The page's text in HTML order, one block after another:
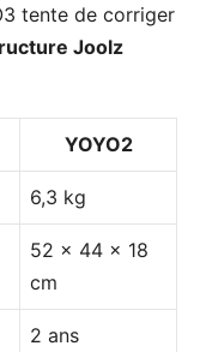
tente de corriger
Joolz
YOYO2
6,3 kg
52 x 44 x 18
cm
2 ans